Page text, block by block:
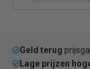
Geld terug
Lage prijzen